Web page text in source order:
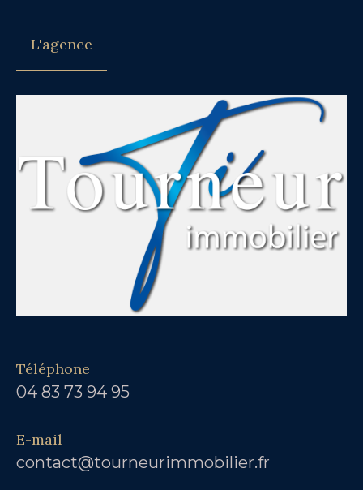
L'agence
Téléphone
04 83 73 94 95
E-mail
contact@tourneurimmobilier.fr